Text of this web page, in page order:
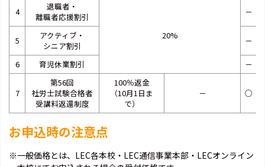
4
退職者・
離職者応援割引
20%
－
5
アクティブ・
シニア割引
－
6 育児休業割引 －
7
第56回
社労士試験合格者
受講料返還制度
100％返金
（10月1日ま
で）
－ ○
お申込時の注意点
※一般価格とは、LEC各本校・LEC通信事業本部・LECオンライン